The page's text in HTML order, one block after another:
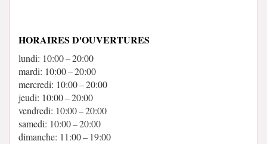
HORAIRES D'OUVERTURES
lundi: 10:00 – 20:00
mardi: 10:00 – 20:00
mercredi: 10:00 – 20:00
jeudi: 10:00 – 20:00
vendredi: 10:00 – 20:00
samedi: 10:00 – 20:00
dimanche: 11:00 – 19:00